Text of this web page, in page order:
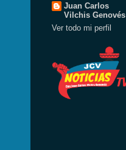
Juan Carlos
Vilchis Genovés
Ver todo mi perfil